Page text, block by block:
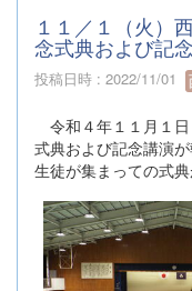
１１／１（火）
念式典および記
投稿日時 : 2022/11/01
令和４年１１月１
式典および記念講演
生徒が集まっての式典